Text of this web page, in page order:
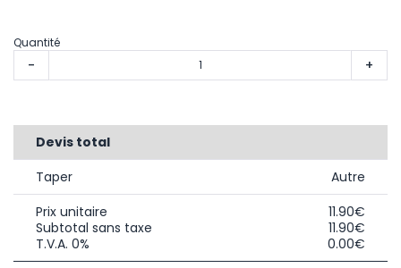
Quantité
- +
Devis total
Taper
Autre
Prix unitaire
11.90€
Subtotal sans taxe
11.90€
T.V.A. 0%
0.00€